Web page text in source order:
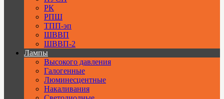
РК
РПШ
ТПП-эп
ШВВП
ШВВП-2
Лампы
Высокого давления
Галогенные
Люминесцентные
Накаливания